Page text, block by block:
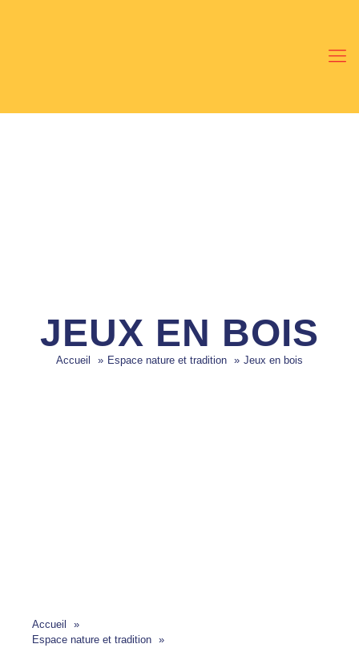
JEUX EN BOIS
Accueil Espace nature et tradition Jeux en bois
Accueil
Espace nature et tradition